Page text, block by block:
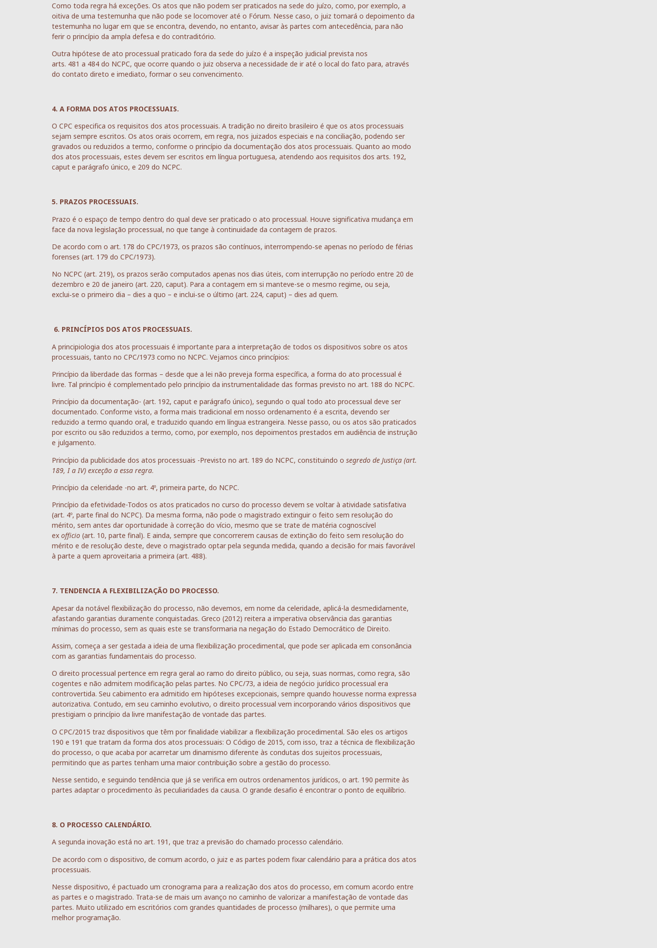
Como toda regra há exceções. Os atos que não podem ser praticados na sede do juízo, como, por exemplo, a
oitiva de uma testemunha que não pode se locomover até o Fórum. Nesse caso, o juiz tomará o depoimento da
testemunha no lugar em que se encontra, devendo, no entanto, avisar às partes com antecedência, para não
ferir o princípio da ampla defesa e do contraditório.
Outra hipótese de ato processual praticado fora da sede do juízo é a inspeção judicial prevista nos
arts. 481 a 484 do NCPC, que ocorre quando o juiz observa a necessidade de ir até o local do fato para, através
do contato direto e imediato, formar o seu convencimento.
4. A FORMA DOS ATOS PROCESSUAIS.
O CPC especifica os requisitos dos atos processuais. A tradição no direito brasileiro é que os atos processuais
sejam sempre escritos. Os atos orais ocorrem, em regra, nos juizados especiais e na conciliação, podendo ser
gravados ou reduzidos a termo, conforme o princípio da documentação dos atos processuais. Quanto ao modo
dos atos processuais, estes devem ser escritos em língua portuguesa, atendendo aos requisitos dos arts. 192,
caput e parágrafo único, e 209 do NCPC.
5. PRAZOS PROCESSUAIS.
Prazo é o espaço de tempo dentro do qual deve ser praticado o ato processual. Houve significativa mudança em
face da nova legislação processual, no que tange à continuidade da contagem de prazos.
De acordo com o art. 178 do CPC/1973, os prazos são contínuos, interrompendo‑se apenas no período de férias
forenses (art. 179 do CPC/1973).
No NCPC (art. 219), os prazos serão computados apenas nos dias úteis, com interrupção no período entre 20 de
dezembro e 20 de janeiro (art. 220, caput). Para a contagem em si manteve-se o mesmo regime, ou seja,
exclui‑se o primeiro dia – dies a quo – e inclui‑se o último (art. 224, caput) – dies ad quem.
6. PRINCÍPIOS DOS ATOS PROCESSUAIS.
A principiologia dos atos processuais é importante para a interpretação de todos os dispositivos sobre os atos
processuais, tanto no CPC/1973 como no NCPC. Vejamos cinco princípios:
Princípio da liberdade das formas – desde que a lei não preveja forma específica, a forma do ato processual é
livre. Tal princípio é complementado pelo princípio da instrumentalidade das formas previsto no art. 188 do NCPC.
Princípio da documentação- (art. 192, caput e parágrafo único), segundo o qual todo ato processual deve ser
documentado. Conforme visto, a forma mais tradicional em nosso ordenamento é a escrita, devendo ser
reduzido a termo quando oral, e traduzido quando em língua estrangeira. Nesse passo, ou os atos são praticados
por escrito ou são reduzidos a termo, como, por exemplo, nos depoimentos prestados em audiência de instrução
e julgamento.
Princípio da publicidade dos atos processuais -Previsto no art. 189 do NCPC, constituindo o segredo de Justiça (art.
189, I a IV) exceção a essa regra.
Princípio da celeridade -no art. 4º, primeira parte, do NCPC.
Princípio da efetividade-Todos os atos praticados no curso do processo devem se voltar à atividade satisfativa
(art. 4º, parte final do NCPC). Da mesma forma, não pode o magistrado extinguir o feito sem resolução do
mérito, sem antes dar oportunidade à correção do vício, mesmo que se trate de matéria cognoscível
ex officio (art. 10, parte final). E ainda, sempre que concorrerem causas de extinção do feito sem resolução do
mérito e de resolução deste, deve o magistrado optar pela segunda medida, quando a decisão for mais favorável
à parte a quem aproveitaria a primeira (art. 488).
7. TENDENCIA A FLEXIBILIZAÇÃO DO PROCESSO.
Apesar da notável flexibilização do processo, não devemos, em nome da celeridade, aplicá-la desmedidamente,
afastando garantias duramente conquistadas. Greco (2012) reitera a imperativa observância das garantias
mínimas do processo, sem as quais este se transformaria na negação do Estado Democrático de Direito.
Assim, começa a ser gestada a ideia de uma flexibilização procedimental, que pode ser aplicada em consonância
com as garantias fundamentais do processo.
O direito processual pertence em regra geral ao ramo do direito público, ou seja, suas normas, como regra, são
cogentes e não admitem modificação pelas partes. No CPC/73, a ideia de negócio jurídico processual era
controvertida. Seu cabimento era admitido em hipóteses excepcionais, sempre quando houvesse norma expressa
autorizativa. Contudo, em seu caminho evolutivo, o direito processual vem incorporando vários dispositivos que
prestigiam o princípio da livre manifestação de vontade das partes.
O CPC/2015 traz dispositivos que têm por finalidade viabilizar a flexibilização procedimental. São eles os artigos
190 e 191 que tratam da forma dos atos processuais: O Código de 2015, com isso, traz a técnica de flexibilização
do processo, o que acaba por acarretar um dinamismo diferente às condutas dos sujeitos processuais,
permitindo que as partes tenham uma maior contribuição sobre a gestão do processo.
Nesse sentido, e seguindo tendência que já se verifica em outros ordenamentos jurídicos, o art. 190 permite às
partes adaptar o procedimento às peculiaridades da causa. O grande desafio é encontrar o ponto de equilíbrio.
8. O PROCESSO CALENDÁRIO.
A segunda inovação está no art. 191, que traz a previsão do chamado processo calendário.
De acordo com o dispositivo, de comum acordo, o juiz e as partes podem fixar calendário para a prática dos atos
processuais.
Nesse dispositivo, é pactuado um cronograma para a realização dos atos do processo, em comum acordo entre
as partes e o magistrado. Trata-se de mais um avanço no caminho de valorizar a manifestação de vontade das
partes. Muito utilizado em escritórios com grandes quantidades de processo (milhares), o que permite uma
melhor programação.